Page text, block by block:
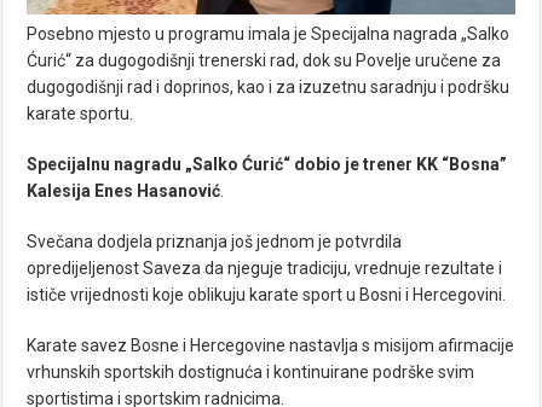
Posebno mjesto u programu imala je Specijalna nagrada „Salko
Ćurić“ za dugogodišnji trenerski rad, dok su Povelje uručene za
dugogodišnji rad i doprinos, kao i za izuzetnu saradnju i podršku
karate sportu.
Specijalnu nagradu „Salko Ćurić“ dobio je trener KK “Bosna”
Kalesija Enes Hasanović
Svečana dodjela priznanja još jednom je potvrdila
opredijeljenost Saveza da njeguje tradiciju, vrednuje rezultate i
ističe vrijednosti koje oblikuju karate sport u Bosni i Hercegovini.
Karate savez Bosne i Hercegovine nastavlja s misijom afirmacije
vrhunskih sportskih dostignuća i kontinuirane podrške svim
sportistima i sportskim radnicima.